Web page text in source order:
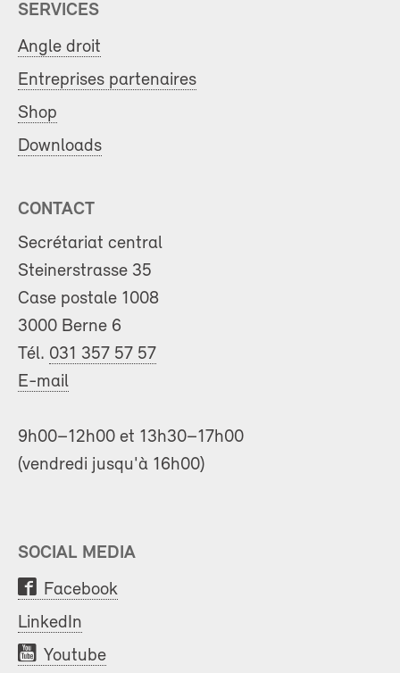
SERVICES
Angle droit
Entreprises partenaires
Shop
Downloads
CONTACT
Secrétariat central
Steinerstrasse 35
Case postale 1008
3000 Berne 6
Tél. 031 357 57 57
E-mail
9h00–12h00 et 13h30–17h00
(vendredi jusqu'à 16h00)
SOCIAL MEDIA
Facebook
LinkedIn
Youtube